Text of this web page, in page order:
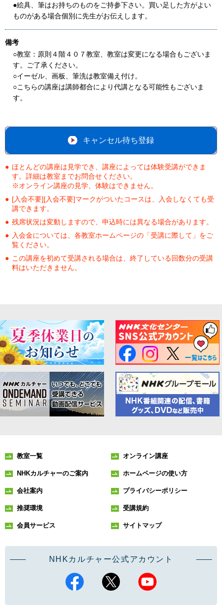
●絵具、筆はお持ちのものをご持参下さい。買い足した方がよい
ものがある場合個別に先生がお伝えします。
備考
○教室：原則４階４０７教室、教室は変更になる場合もございま
す。ご了承ください。
○イーゼル、画板、筆洗は教室備え付け。
○こちらの講座は講師都合により代講となる可能性もございま
す。
キャンセル待ち登録
ほとんどの講座は見学でき、講座によっては体験受講ができま
す。詳細は教室までお問合せください。
※オンライン講座の見学、体験はできません。
[入会不要][入会不要]マークがついたコースは、入会しなくても受
講できます。
残席状況は変動しますので、申込時には異なる場合があります。
入会金については、各教室ホームページの「受講に際して」をご
覧ください。
この講座を初めて受講される場合は、終了している回数分の受講
料はいただきません。
教室一覧 オンライン講座
NHKカルチャーのご案内 ホームページの使い方
会社案内 プライバシーポリシー
推奨環境 受講規約
会員サービス サイトマップ
NHKカルチャー公式アカウント